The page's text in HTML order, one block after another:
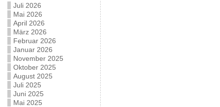
Juli 2026
Mai 2026
April 2026
März 2026
Februar 2026
Januar 2026
November 2025
Oktober 2025
August 2025
Juli 2025
Juni 2025
Mai 2025